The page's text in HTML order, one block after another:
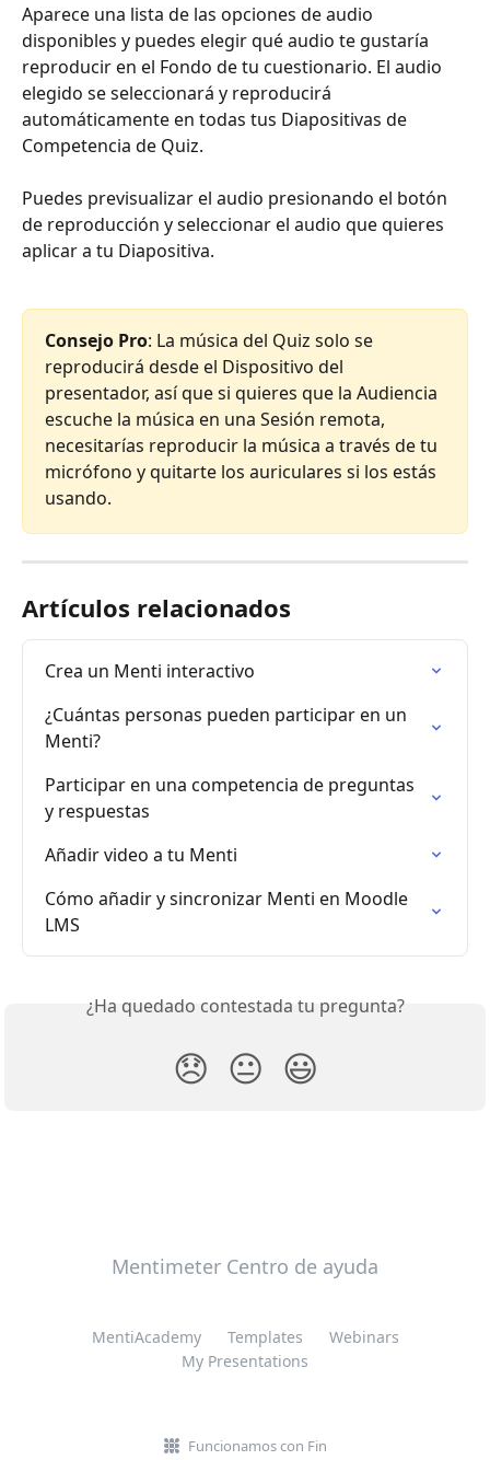
Aparece una lista de las opciones de audio
disponibles y puedes elegir qué audio te gustaría
reproducir en el Fondo de tu cuestionario. El audio
elegido se seleccionará y reproducirá
automáticamente en todas tus Diapositivas de
Competencia de Quiz.
Puedes previsualizar el audio presionando el botón
de reproducción y seleccionar el audio que quieres
aplicar a tu Diapositiva.
Consejo Pro: La música del Quiz solo se
reproducirá desde el Dispositivo del
presentador, así que si quieres que la Audiencia
escuche la música en una Sesión remota,
necesitarías reproducir la música a través de tu
micrófono y quitarte los auriculares si los estás
usando.
Artículos relacionados
Crea un Menti interactivo
¿Cuántas personas pueden participar en un
Menti?
Participar en una competencia de preguntas
y respuestas
Añadir video a tu Menti
Cómo añadir y sincronizar Menti en Moodle
LMS
¿Ha quedado contestada tu pregunta?
😞 😐 😃
Mentimeter Centro de ayuda
MentiAcademy Templates
Webinars
My Presentations
Funcionamos con Fin